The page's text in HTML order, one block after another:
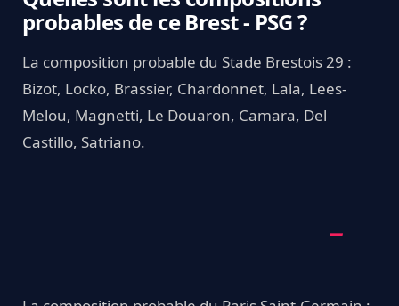
probables de ce Brest - PSG ?
La composition probable du Stade Brestois 29 :
Bizot, Locko, Brassier, Chardonnet, Lala, Lees-
Melou, Magnetti, Le Douaron, Camara, Del
Castillo, Satriano.